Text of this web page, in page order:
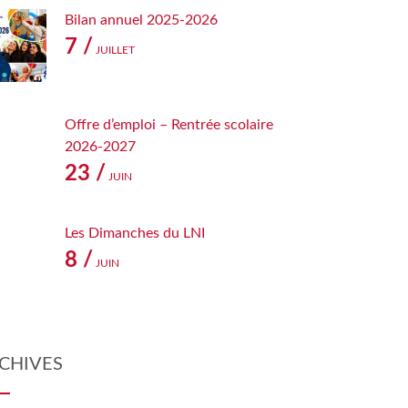
Bilan annuel 2025-2026
7 / JUILLET
Offre d’emploi – Rentrée scolaire
2026-2027
23 / JUIN
Les Dimanches du LNI
8 / JUIN